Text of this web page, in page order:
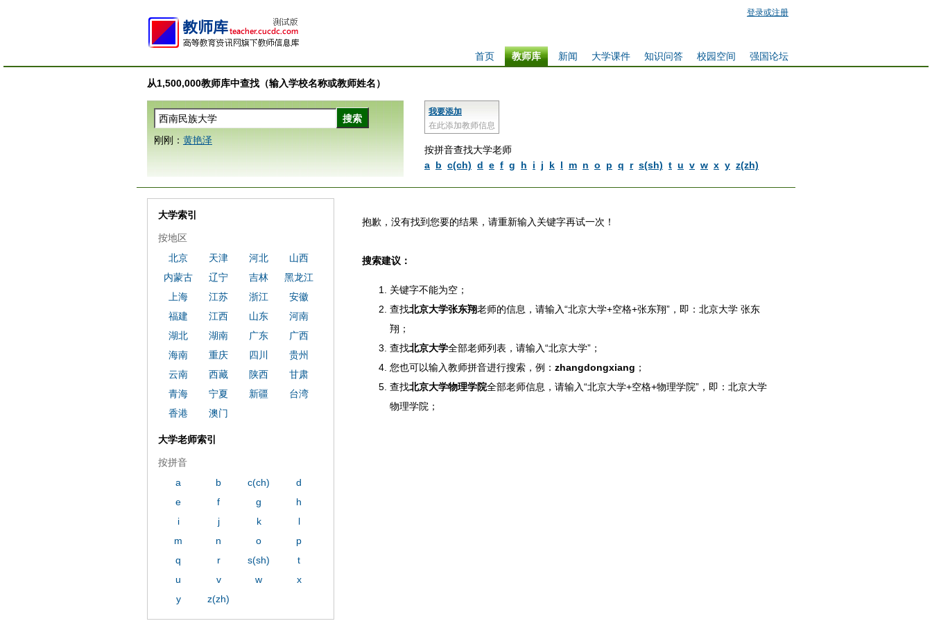
登录或注册
强国论坛
校园空间
知识问答
大学课件
新闻
教师库
首页
从1,500,000教师库中查找（输入学校名称或教师姓名）
我要添加
在此添加教师信息
按拼音查找大学老师
a b c(ch) d e f g h i j k l m n o p q r s(sh) t u v w x y z(zh)
刚刚： 黄艳泽
抱歉，没有找到您要的结果，请重新输入关键字再试一次！
搜索建议：
关键字不能为空；
查找北京大学张东翔老师的信息，请输入“北京大学+空格+张东翔”，即：北京大学 张东
翔；
查找北京大学全部老师列表，请输入“北京大学”；
您也可以输入教师拼音进行搜索，例： zhangdongxiang ；
查找北京大学物理学院全部老师信息，请输入“北京大学+空格+物理学院”，即：北京大学
物理学院；
大学索引
按地区
北京
天津 河北
山西
内蒙古
辽宁 吉林
黑龙江
上海
江苏 浙江
安徽
福建
江西 山东
河南
湖北
湖南 广东
广西
海南
重庆 四川
贵州
云南
西藏 陕西
甘肃
青海
宁夏 新疆
台湾
香港
澳门
大学老师索引
按拼音
a
b c(ch)
d
e
f g
h
i
j k
l
m
n o
p
q
r s(sh)
t
u
v w
x
y
z(zh)